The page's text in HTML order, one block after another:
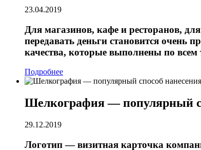
23.04.2019
Для магазинов, кафе и ресторанов,
передавать деньги становится
качества, которые выполнены по
Подробнее
Шелкография — популярный
29.12.2019
Логотип — визитная карточка